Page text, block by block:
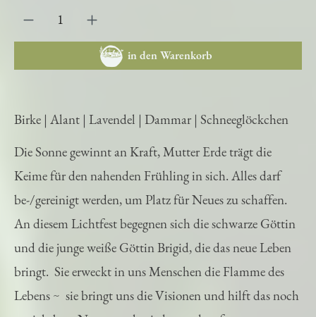
in den Warenkorb
Birke | Alant | Lavendel | Dammar | Schneeglöckchen
Die Sonne gewinnt an Kraft, Mutter Erde trägt die
Keime für den nahenden Frühling in sich. Alles darf
be-/gereinigt werden, um Platz für Neues zu schaffen.
An diesem Lichtfest begegnen sich die schwarze Göttin
und die junge weiße Göttin Brigid, die das neue Leben
bringt. Sie erweckt in uns Menschen die Flamme des
Lebens ~ sie bringt uns die Visionen und hilft das noch